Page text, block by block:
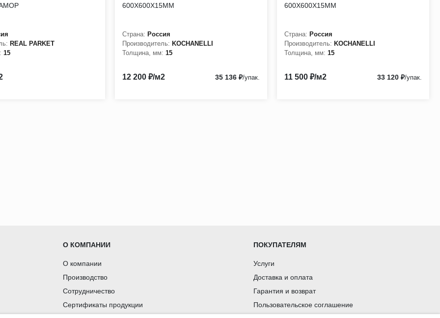
REAL PARKET
15
600Х600Х15ММ
Страна: Россия
Производитель: KOCHANELLI
Толщина, мм: 15
12 200 ₽/м2 35 136 ₽/упак.
600Х600Х15ММ
Страна: Россия
Производитель: KOCHANELLI
Толщина, мм: 15
11 500 ₽/м2 33 120 ₽/упак.
О КОМПАНИИ
О компании
Производство
Сотрудничество
Сертификаты продукции
ПОКУПАТЕЛЯМ
Услуги
Доставка и оплата
Гарантия и возврат
Пользовательское соглашение